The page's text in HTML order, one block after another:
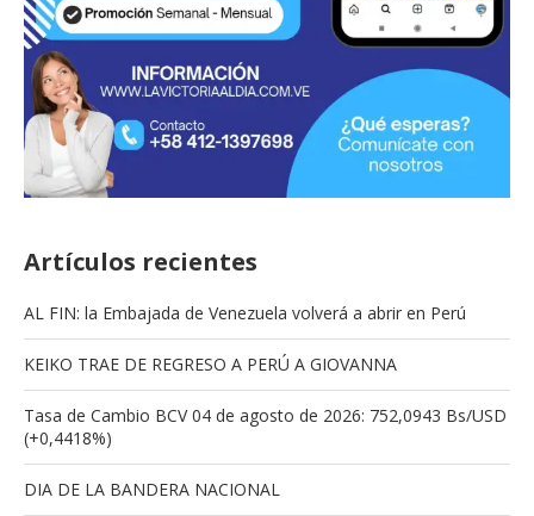
Artículos recientes
AL FIN: la Embajada de Venezuela volverá a abrir en Perú
KEIKO TRAE DE REGRESO A PERÚ A GIOVANNA
Tasa de Cambio BCV 04 de agosto de 2026: 752,0943 Bs/USD
(+0,4418%)
DIA DE LA BANDERA NACIONAL